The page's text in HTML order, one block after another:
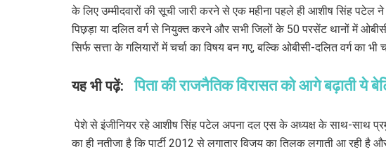
के लिए उम्मीदवारों की सूची जारी करने से एक महीना पहले ही आशीष सिंह
पिछ़ड़ा या दलित वर्ग से नियुक्त करने और सभी जिलों के 50 परसेंट थानों में
सिर्फ सत्ता के गलियारों में चर्चा का विषय बन गए, बल्कि ओबीसी-दलित वर्ग का भी
यह भी पढ़ें:पिता की राजनैतिक विरासत को आगे बढ़ाती ये
पेशे से इंजीनियर रहे आशीष सिंह पटेल अपना दल एस के अध्यक्ष के साथ-साथ
का ही नतीजा है कि पार्टी 2012 से लगातार विजय का तिलक लगाती आ रही है और